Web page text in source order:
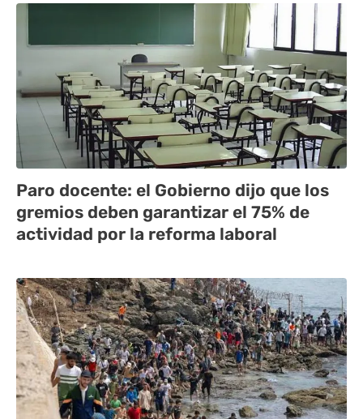
Paro docente: el Gobierno dijo que los
gremios deben garantizar el 75% de
actividad por la reforma laboral